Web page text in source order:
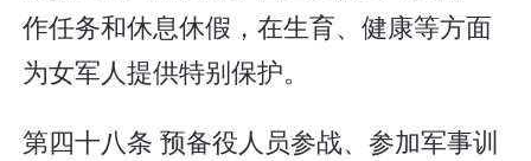
作任务和休息休假，在生育、健康等方面
为女军人提供特别保护。
第四十八条 预备役人员参战、参加军事训